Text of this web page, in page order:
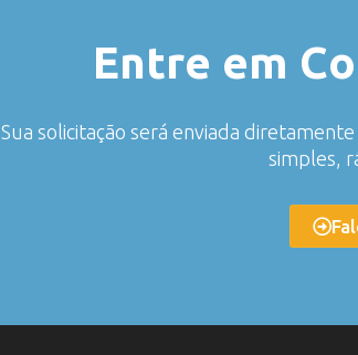
Entre em
Sua solicitação será enviada
simples,